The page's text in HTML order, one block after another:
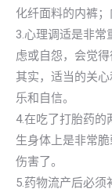
化纤面料的内裤；
3.心理调适是非常
虑或自怨，会觉
其实，适当的关
乐和自信。
4.在吃了打胎药的
生身体上是非常
伤害了。
5.药物流产后必须